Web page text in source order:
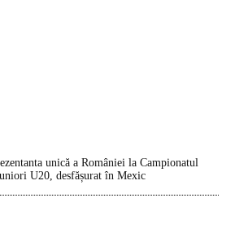
unică a României la Campionatul
U20, desfășurat în Mexic